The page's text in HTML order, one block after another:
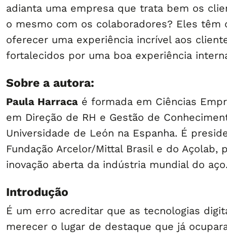
adianta uma empresa que trata bem os
o mesmo com os colaboradores? Eles têm
oferecer uma experiência incrível aos
fortalecidos por uma boa experiência
Sobre a autora:
Paula Harraca é formada em Ciências
em Direção de RH e Gestão de
Universidade de León na Espanha. É
Fundação Arcelor/Mittal Brasil e do Açolab,
inovação aberta da indústria mundial do
Introdução
É um erro acreditar que as tecnologias
merecer o lugar de destaque que já